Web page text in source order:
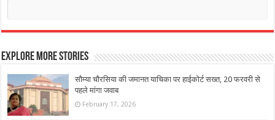
Explore More Stories
सौम्या चौरसिया की जमानत याचिका पर हाईकोर्ट सख्त, 20 फरवरी से
पहले मांगा जवाब
February 17, 2026